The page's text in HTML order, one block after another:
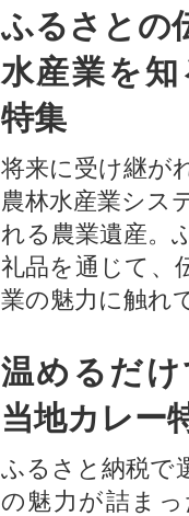
ふるさとの
水産業を
特集
将来に受け継が
農林水産業シス
れる農業遺産。
礼品を通じて、
業の魅力に触れ
温めるだ
当地カレー
ふるさと納税で
の魅力が詰ま